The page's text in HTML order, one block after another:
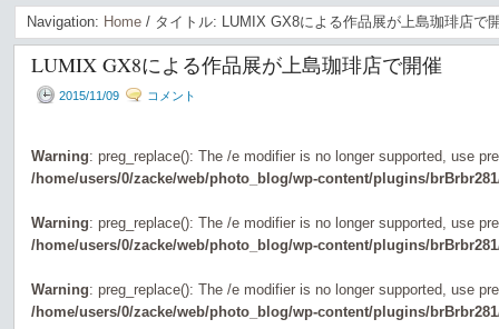
Navigation: Home / タイトル: LUMIX GX8による作品展が上島珈琲店で
LUMIX GX8による作品展が上島珈琲店で開催
2015/11/09 コメント
Warning: preg_replace(): The /e modifier is no longer supported, use
/home/users/0/zacke/web/photo_blog/wp-content/plugins/
Warning: preg_replace(): The /e modifier is no longer supported, use
/home/users/0/zacke/web/photo_blog/wp-content/plugins/
Warning: preg_replace(): The /e modifier is no longer supported, use
/home/users/0/zacke/web/photo_blog/wp-content/plugins/